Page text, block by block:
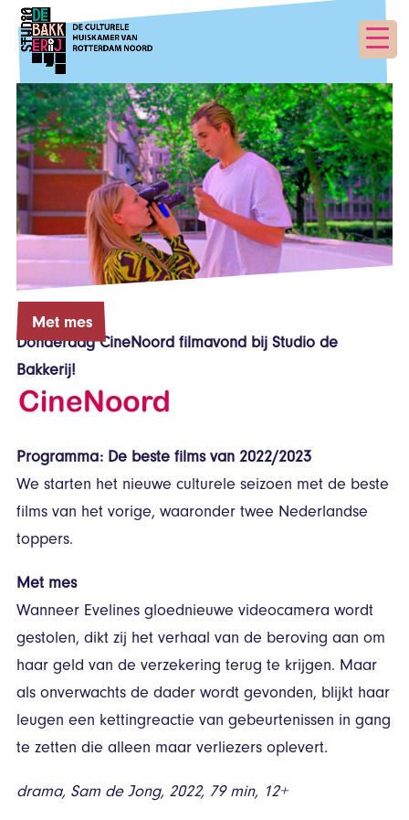
Met mes
Donderdag CineNoord filmavond bij Studio de
Bakkerij!
Programma: De beste films van 2022/2023
We starten het nieuwe culturele seizoen met de beste
films van het vorige, waaronder twee Nederlandse
toppers.
Met mes
Wanneer Evelines gloednieuwe videocamera wordt
gestolen, dikt zij het verhaal van de beroving aan om
haar geld van de verzekering terug te krijgen. Maar
als onverwachts de dader wordt gevonden, blijkt haar
leugen een kettingreactie van gebeurtenissen in gang
te zetten die alleen maar verliezers oplevert.
drama, Sam de Jong, 2022, 79 min, 12+